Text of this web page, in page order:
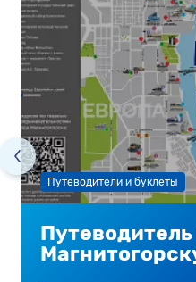
Путеводители и буклеты
Путеводитель